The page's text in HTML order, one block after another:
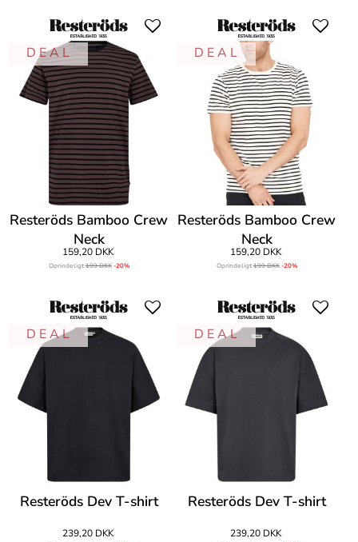
D E A L
Resteröds Bamboo Crew
Neck
159,20 DKK
Oprindeligt199 DKK -20%
D E A L
Resteröds Bamboo Crew
Neck
159,20 DKK
Oprindeligt199 DKK -20%
D E A L
Resteröds Dev T-shirt
239,20 DKK
D E A L
Resteröds Dev T-shirt
239,20 DKK